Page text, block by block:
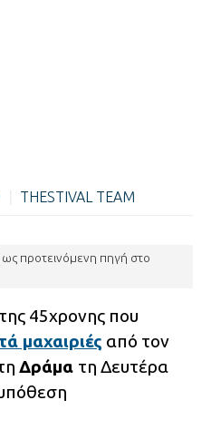
THESTIVAL TEAM
προτεινόμενη πηγή στο
45χρονης που
μαχαιριές από τον
Δράμα τη Δευτέρα